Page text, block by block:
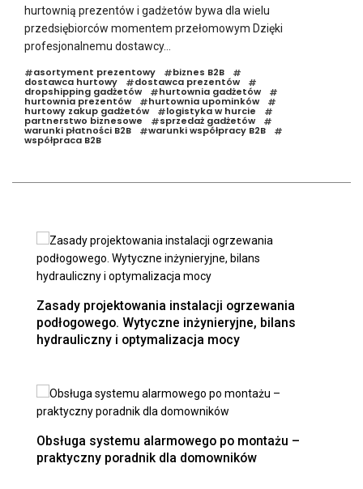
hurtownią prezentów i gadżetów bywa dla wielu
przedsiębiorców momentem przełomowym Dzięki
profesjonalnemu dostawcy...
#asortyment prezentowy #biznes B2B #
dostawca hurtowy #dostawca prezentów #
dropshipping gadżetów #hurtownia gadżetów #
hurtownia prezentów #hurtownia upominków #
hurtowy zakup gadżetów #logistyka w hurcie #
partnerstwo biznesowe #sprzedaż gadżetów #
warunki płatności B2B #warunki współpracy B2B #
współpraca B2B
Zasady projektowania instalacji ogrzewania
podłogowego. Wytyczne inżynieryjne, bilans
hydrauliczny i optymalizacja mocy
Obsługa systemu alarmowego po montażu –
praktyczny poradnik dla domowników